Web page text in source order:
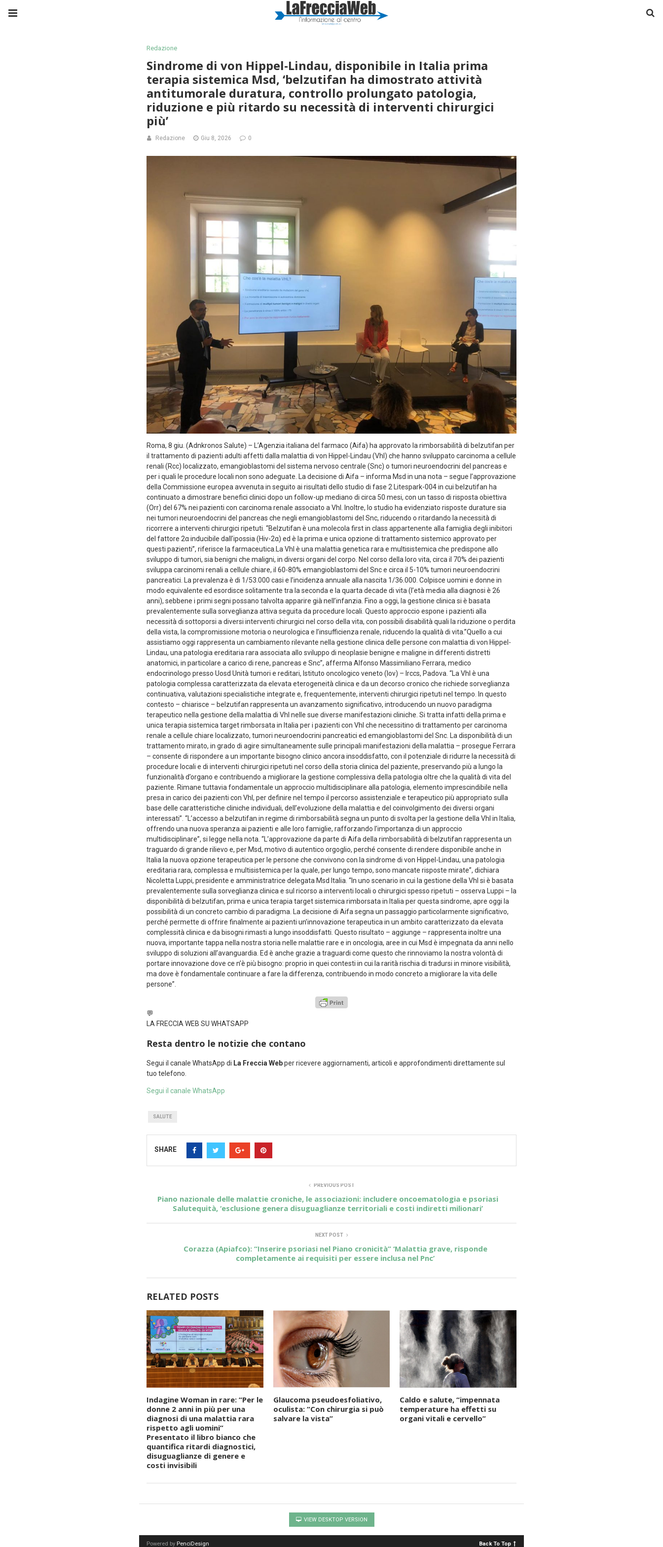
Redazione
Sindrome di von Hippel-Lindau, disponibile in Italia prima
terapia sistemica Msd, ‘belzutifan ha dimostrato attività
antitumorale duratura, controllo prolungato patologia,
riduzione e più ritardo su necessità di interventi chirurgici
più’
Redazione Giu 8, 2026 0
Roma, 8 giu. (Adnkronos Salute) – L’Agenzia italiana del farmaco (Aifa) ha approvato la rimborsabilità di belzutifan per
il trattamento di pazienti adulti affetti dalla malattia di von Hippel-Lindau (Vhl) che hanno sviluppato carcinoma a cellule
renali (Rcc) localizzato, emangioblastomi del sistema nervoso centrale (Snc) o tumori neuroendocrini del pancreas e
per i quali le procedure locali non sono adeguate. La decisione di Aifa – informa Msd in una nota – segue l’approvazione
della Commissione europea avvenuta in seguito ai risultati dello studio di fase 2 Litespark-004 in cui belzutifan ha
continuato a dimostrare benefici clinici dopo un follow-up mediano di circa 50 mesi, con un tasso di risposta obiettiva
(Orr) del 67% nei pazienti con carcinoma renale associato a Vhl. Inoltre, lo studio ha evidenziato risposte durature sia
nei tumori neuroendocrini del pancreas che negli emangioblastomi del Snc, riducendo o ritardando la necessità di
ricorrere a interventi chirurgici ripetuti. “Belzutifan è una molecola first in class appartenente alla famiglia degli inibitori
del fattore 2α inducibile dall’ipossia (Hiv-2α) ed è la prima e unica opzione di trattamento sistemico approvato per
questi pazienti”, riferisce la farmaceutica.La Vhl è una malattia genetica rara e multisistemica che predispone allo
sviluppo di tumori, sia benigni che maligni, in diversi organi del corpo. Nel corso della loro vita, circa il 70% dei pazienti
sviluppa carcinomi renali a cellule chiare, il 60-80% emangioblastomi del Snc e circa il 5-10% tumori neuroendocrini
pancreatici. La prevalenza è di 1/53.000 casi e l’incidenza annuale alla nascita 1/36.000. Colpisce uomini e donne in
modo equivalente ed esordisce solitamente tra la seconda e la quarta decade di vita (l’età media alla diagnosi è 26
anni), sebbene i primi segni possano talvolta apparire già nell’infanzia. Fino a oggi, la gestione clinica si è basata
prevalentemente sulla sorveglianza attiva seguita da procedure locali. Questo approccio espone i pazienti alla
necessità di sottoporsi a diversi interventi chirurgici nel corso della vita, con possibili disabilità quali la riduzione o perdita
della vista, la compromissione motoria o neurologica e l’insufficienza renale, riducendo la qualità di vita.”Quello a cui
assistiamo oggi rappresenta un cambiamento rilevante nella gestione clinica delle persone con malattia di von Hippel-
Lindau, una patologia ereditaria rara associata allo sviluppo di neoplasie benigne e maligne in differenti distretti
anatomici, in particolare a carico di rene, pancreas e Snc”, afferma Alfonso Massimiliano Ferrara, medico
endocrinologo presso Uosd Unità tumori e reditari, Istituto oncologico veneto (Iov) – Irccs, Padova. “La Vhl è una
patologia complessa caratterizzata da elevata eterogeneità clinica e da un decorso cronico che richiede sorveglianza
continuativa, valutazioni specialistiche integrate e, frequentemente, interventi chirurgici ripetuti nel tempo. In questo
contesto – chiarisce – belzutifan rappresenta un avanzamento significativo, introducendo un nuovo paradigma
terapeutico nella gestione della malattia di Vhl nelle sue diverse manifestazioni cliniche. Si tratta infatti della prima e
unica terapia sistemica target rimborsata in Italia per i pazienti con Vhl che necessitino di trattamento per carcinoma
renale a cellule chiare localizzato, tumori neuroendocrini pancreatici ed emangioblastomi del Snc. La disponibilità di un
trattamento mirato, in grado di agire simultaneamente sulle principali manifestazioni della malattia – prosegue Ferrara
– consente di rispondere a un importante bisogno clinico ancora insoddisfatto, con il potenziale di ridurre la necessità di
procedure locali e di interventi chirurgici ripetuti nel corso della storia clinica del paziente, preservando più a lungo la
funzionalità d’organo e contribuendo a migliorare la gestione complessiva della patologia oltre che la qualità di vita del
paziente. Rimane tuttavia fondamentale un approccio multidisciplinare alla patologia, elemento imprescindibile nella
presa in carico dei pazienti con Vhl, per definire nel tempo il percorso assistenziale e terapeutico più appropriato sulla
base delle caratteristiche cliniche individuali, dell’evoluzione della malattia e del coinvolgimento dei diversi organi
interessati”. “L’accesso a belzutifan in regime di rimborsabilità segna un punto di svolta per la gestione della Vhl in Italia,
offrendo una nuova speranza ai pazienti e alle loro famiglie, rafforzando l’importanza di un approccio
multidisciplinare”, si legge nella nota. “L’approvazione da parte di Aifa della rimborsabilità di belzutifan rappresenta un
traguardo di grande rilievo e, per Msd, motivo di autentico orgoglio, perché consente di rendere disponibile anche in
Italia la nuova opzione terapeutica per le persone che convivono con la sindrome di von Hippel-Lindau, una patologia
ereditaria rara, complessa e multisistemica per la quale, per lungo tempo, sono mancate risposte mirate”, dichiara
Nicoletta Luppi, presidente e amministratrice delegata Msd Italia. “In uno scenario in cui la gestione della Vhl si è basata
prevalentemente sulla sorveglianza clinica e sul ricorso a interventi locali o chirurgici spesso ripetuti – osserva Luppi – la
disponibilità di belzutifan, prima e unica terapia target sistemica rimborsata in Italia per questa sindrome, apre oggi la
possibilità di un concreto cambio di paradigma. La decisione di Aifa segna un passaggio particolarmente significativo,
perché permette di offrire finalmente ai pazienti un’innovazione terapeutica in un ambito caratterizzato da elevata
complessità clinica e da bisogni rimasti a lungo insoddisfatti. Questo risultato – aggiunge – rappresenta inoltre una
nuova, importante tappa nella nostra storia nelle malattie rare e in oncologia, aree in cui Msd è impegnata da anni nello
sviluppo di soluzioni all’avanguardia. Ed è anche grazie a traguardi come questo che rinnoviamo la nostra volontà di
portare innovazione dove ce n’è più bisogno: proprio in quei contesti in cui la rarità rischia di tradursi in minore visibilità,
ma dove è fondamentale continuare a fare la differenza, contribuendo in modo concreto a migliorare la vita delle
persone”.
💬
LA FRECCIA WEB SU WHATSAPP
Resta dentro le notizie che contano
Segui il canale WhatsApp di La Freccia Webper ricevere aggiornamenti, articoli e approfondimenti direttamente sul
tuo telefono.
Segui il canale WhatsApp
SALUTE
SHARE
PREVIOUS POST
Piano nazionale delle malattie croniche, le associazioni: includere oncoematologia e psoriasi
Salutequità, ‘esclusione genera disuguaglianze territoriali e costi indiretti milionari’
NEXT POST
Corazza (Apiafco): “Inserire psoriasi nel Piano cronicità” ‘Malattia grave, risponde
completamente ai requisiti per essere inclusa nel Pnc’
RELATED POSTS
Indagine Woman in rare: “Per le
donne 2 anni in più per una
diagnosi di una malattia rara
rispetto agli uomini”
Presentato il libro bianco che
quantifica ritardi diagnostici,
disuguaglianze di genere e
costi invisibili
Glaucoma pseudoesfoliativo,
oculista: “Con chirurgia si può
salvare la vista”
Caldo e salute, “impennata
temperature ha effetti su
organi vitali e cervello”
VIEW DESKTOP VERSION
Powered by PenciDesign Back To Top